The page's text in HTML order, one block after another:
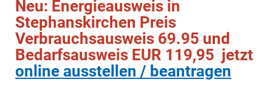
Neu: Energieausweis in
Stephanskirchen Preis
Verbrauchsausweis 69.95 und
Bedarfsausweis EUR 119,95 jetzt
online ausstellen / beantragen